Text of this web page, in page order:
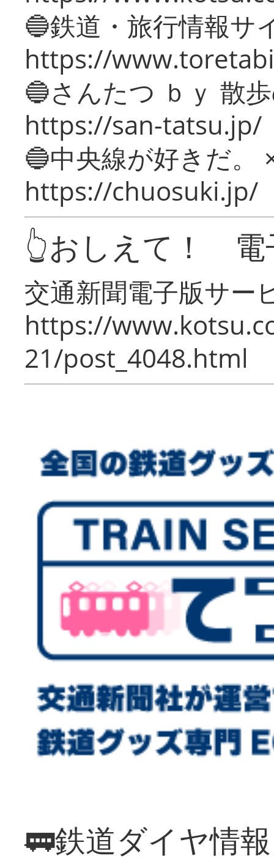
🔵鉄道・旅行情報サ
https://
🔵さんたつ ｂｙ 散
https://san-tatsu.jp/
🔵中央線が好きだ。
https://chuosuki.jp/
👆おしえて！ 電
交通新聞電子版サー
https://
21/post_4048.html
🚃鉄道ダイヤ情